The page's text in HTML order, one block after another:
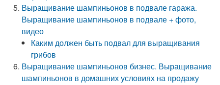
Выращивание шампиньонов в подвале гаража.
Выращивание шампиньонов в подвале + фото,
видео
Каким должен быть подвал для выращивания
грибов
Выращивание шампиньонов бизнес. Выращивание
шампиньонов в домашних условиях на продажу